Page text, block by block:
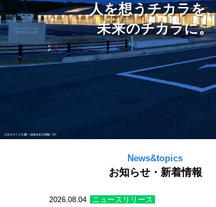
人を想うチカラを
未来のチカラに。
News&topics
お知らせ・新着情報
2026.08.04 ニュースリリース